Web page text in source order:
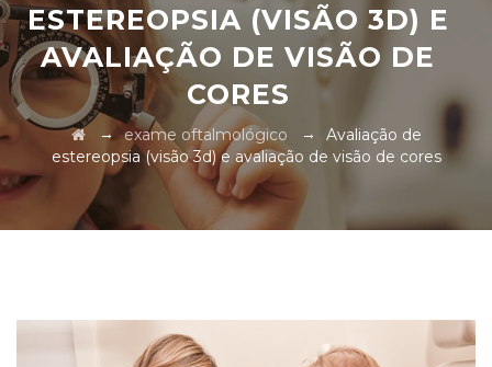
ESTEREOPSIA (VISÃO 3D) E
AVALIAÇÃO DE VISÃO DE
CORES
→exame oftalmológico → Avaliação de
estereopsia (visão 3d) e avaliação de visão de cores